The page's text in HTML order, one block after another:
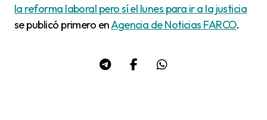
la reforma laboral pero sí el lunes para ir a la justicia
se publicó primero enAgencia de Noticias FARCO.